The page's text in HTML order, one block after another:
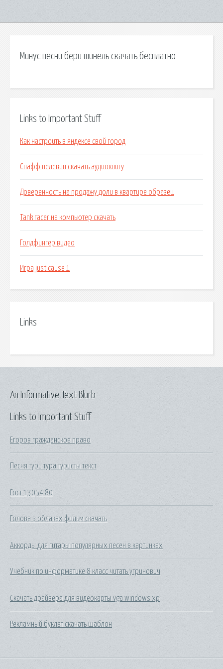
Минус песни бери шинель скачать бесплатно
Links to Important Stuff
Как настроить в яндексе свой город
Снафф пелевин скачать аудиокнигу
Доверенность на продажу доли в квартире образец
Tank racer на компьютер скачать
Голдфингер видео
Игра just cause 1
Links
Links to Important Stuff
Егоров гражданское право
Песня тури тура туристы текст
Гост 13054 80
Голова в облаках фильм скачать
Аккорды для гитары популярных песен в картинках
Учебник по информатике 8 класс читать угринович
Скачать драйвера для видеокарты vga windows xp
Рекламный буклет скачать шаблон
An Informative Text Blurb